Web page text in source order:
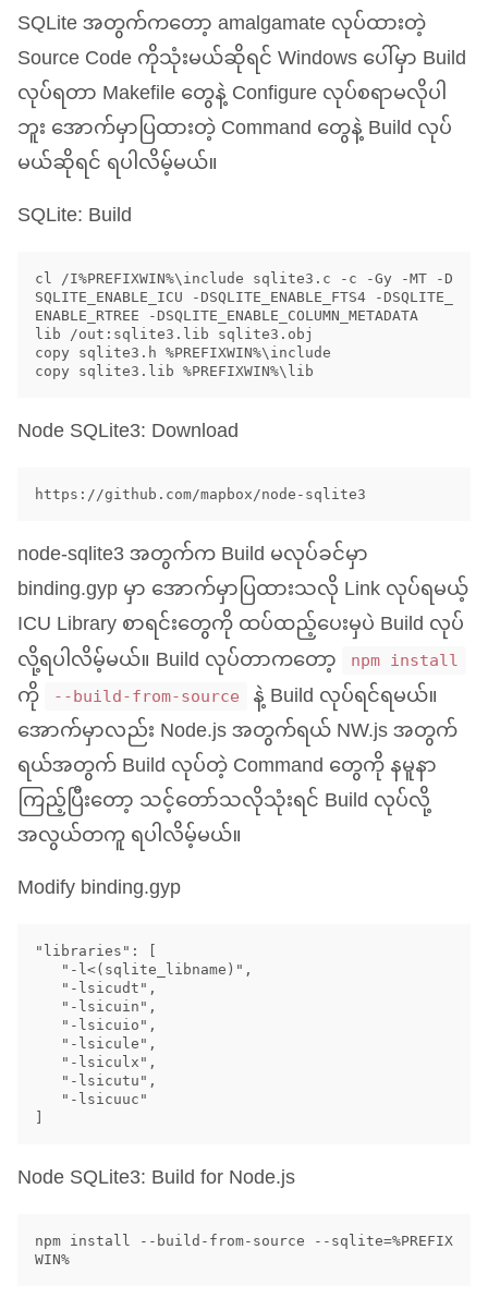
SQLite အတွက်ကတော့ amalgamate လုပ်ထားတဲ့
Source Code ကိုသုံးမယ်ဆိုရင် Windows ပေါ်မှာ Build
လုပ်ရတာ Makefile တွေနဲ့ Configure လုပ်စရာမလိုပါ
ဘူး အောက်မှာပြထားတဲ့ Command တွေနဲ့ Build လုပ်
မယ်ဆိုရင် ရပါလိမ့်မယ်။
SQLite: Build
cl /I%PREFIXWIN%\include sqlite3.c -c -Gy -MT -D
SQLITE_ENABLE_ICU -DSQLITE_ENABLE_FTS4 -DSQLITE_
ENABLE_RTREE -DSQLITE_ENABLE_COLUMN_METADATA
lib /out:sqlite3.lib sqlite3.obj
copy sqlite3.h %PREFIXWIN%\include
Node SQLite3: Download
node-sqlite3 အတွက်က Build မလုပ်ခင်မှာ
binding.gyp မှာ အောက်မှာပြထားသလို Link လုပ်ရမယ့်
ICULibrary စာရင်းတွေကို ထပ်ထည့်ပေးမှပဲ Build လုပ်
လို့ရပါလိမ့်မယ်။ Build လုပ်တာကတော့
npm install
ကို --build-from-source
နဲ့ Build လုပ်ရင်ရမယ်။
အောက်မှာလည်း Node.js အတွက်ရယ်NW.js အတွက်
ရယ်အတွက် Build လုပ်တဲ့ Command တွေကို နမူနာ
ကြည့်ပြီးတော့ သင့်တော်သလိုသုံးရင် Build လုပ်လို့
အလွယ်တကူ ရပါလိမ့်မယ်။
Modify binding.gyp
"libraries": [
Node SQLite3: Build for Node.js
npm install --build-from-source --sqlite=%PREFIX